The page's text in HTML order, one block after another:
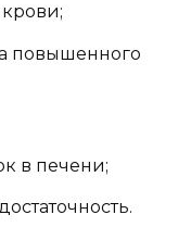
повышенного
в печени;